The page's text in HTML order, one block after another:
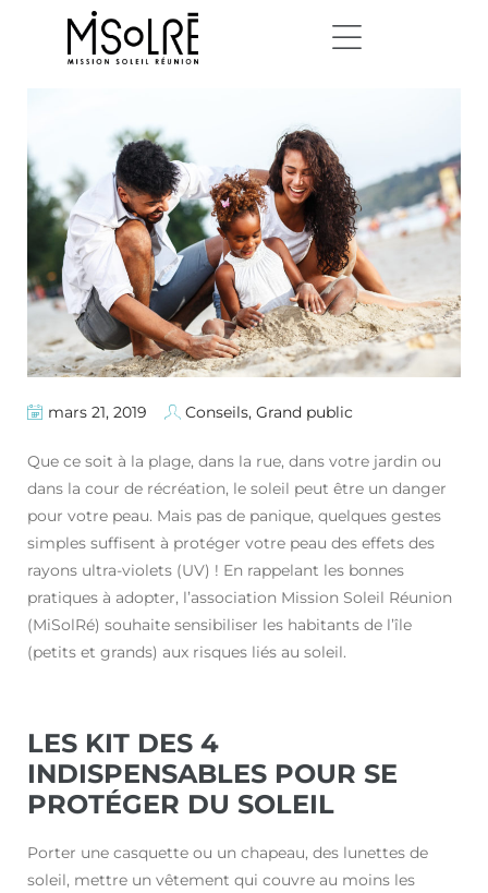
mars 21, 2019 Conseils, Grand public
Que ce soit à la plage, dans la rue, dans votre jardin ou
dans la cour de récréation, le soleil peut être un danger
pour votre peau. Mais pas de panique, quelques gestes
simples suffisent à protéger votre peau des effets des
rayons ultra-violets (UV) ! En rappelant les bonnes
pratiques à adopter, l’association Mission Soleil Réunion
(MiSolRé) souhaite sensibiliser les habitants de l’île
(petits et grands) aux risques liés au soleil.
LES KIT DES 4
INDISPENSABLES POUR SE
PROTÉGER DU SOLEIL
Porter une casquette ou un chapeau, des lunettes de
soleil, mettre un vêtement qui couvre au moins les